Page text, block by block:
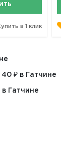
в 1 клик
₽ в Гатчине
Гатчине